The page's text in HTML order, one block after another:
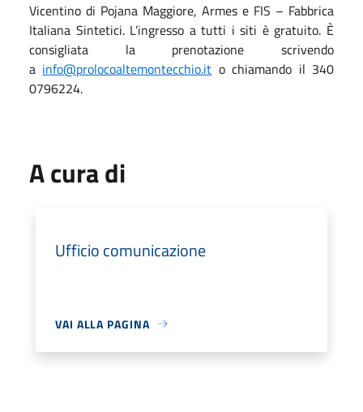
Vicentino di Pojana Maggiore, Armes e FIS – Fabbrica
Italiana Sintetici. L’ingresso a tutti i siti è gratuito. È
consigliata la prenotazione scrivendo
a info@prolocoaltemontecchio.it o chiamando il 340
0796224.
A cura di
Ufficio comunicazione
VAI ALLA PAGINA